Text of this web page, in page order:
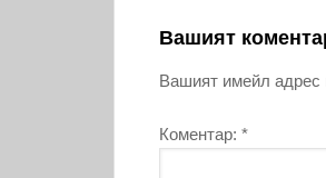
Вашият
Вашият имейл адрес
Коментар: *